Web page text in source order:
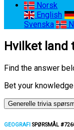
Norsk
English
Svenska
Hvilket land
Find the answer
Bet your
Generelle trivia
GEOGRAFI SPØRSMÅL